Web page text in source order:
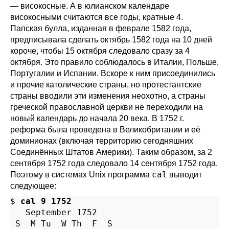
— високосные. А в юлианском календаре
високосными считаются все годы, кратные 4.
Папская булла, изданная в феврале 1582 года,
предписывала сделать октябрь 1582 года на 10 дней
короче, чтобы 15 октября следовало сразу за 4
октября. Это правило соблюдалось в Италии, Польше,
Португалии и Испании. Вскоре к ним присоединились
и прочие католические страны, но протестантские
страны вводили эти изменения неохотно, а страны
греческой православной церкви не переходили на
новый календарь до начала 20 века. В 1752 г.
реформа была проведена в Великобритании и её
доминионах (включая территорию сегодняшних
Соединённых Штатов Америки). Таким образом, за 2
сентября 1752 года следовало 14 сентября 1752 года.
Поэтому в системах Unix программа cal выводит
следующее:
$ cal 9 1752
   September 1752
S  M Tu  W Th  F  S